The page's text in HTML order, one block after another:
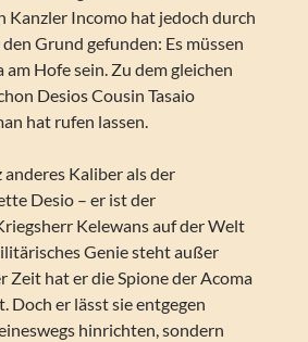
Kanzler Incomo hat jedoch durch
Grund gefunden: Es müssen
am Hofe sein. Zu dem gleichen
Desios Cousin Tasaio
hat rufen lassen.
anderes Kaliber als der
Desio – er ist der
Kelewans auf der Welt
Genie steht außer
Zeit hat er die Spione der Acoma
Doch er lässt sie entgegen
hinrichten, sondern